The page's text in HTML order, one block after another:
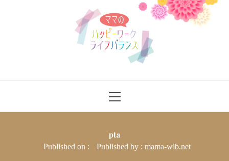
ママのハッ
ピーワーク
ライフバラ
Menu
pta
Published on : Published by : mama-wlb.net